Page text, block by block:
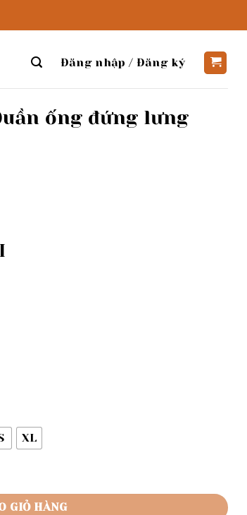
Đăng nhập / Đăng ký
ống đứng lưng
XL
số lượng
GIỎ HÀNG